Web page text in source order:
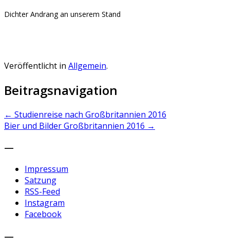
Dichter Andrang an unserem Stand
Veröffentlicht in Allgemein.
Beitragsnavigation
← Studienreise nach Großbritannien 2016
Bier und Bilder Großbritannien 2016 →
—
Impressum
Satzung
RSS-Feed
Instagram
Facebook
—